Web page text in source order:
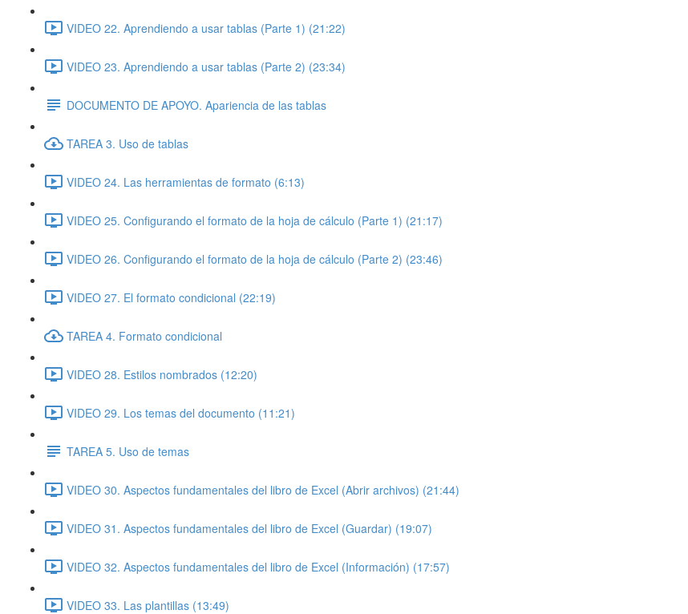
VIDEO 22. Aprendiendo a usar tablas (Parte 1) (21:22)
VIDEO 23. Aprendiendo a usar tablas (Parte 2) (23:34)
DOCUMENTO DE APOYO. Apariencia de las tablas
TAREA 3. Uso de tablas
VIDEO 24. Las herramientas de formato (6:13)
VIDEO 25. Configurando el formato de la hoja de cálculo (Parte 1) (21:17)
VIDEO 26. Configurando el formato de la hoja de cálculo (Parte 2) (23:46)
VIDEO 27. El formato condicional (22:19)
TAREA 4. Formato condicional
VIDEO 28. Estilos nombrados (12:20)
VIDEO 29. Los temas del documento (11:21)
TAREA 5. Uso de temas
VIDEO 30. Aspectos fundamentales del libro de Excel (Abrir archivos) (21:44)
VIDEO 31. Aspectos fundamentales del libro de Excel (Guardar) (19:07)
VIDEO 32. Aspectos fundamentales del libro de Excel (Información) (17:57)
VIDEO 33. Las plantillas (13:49)